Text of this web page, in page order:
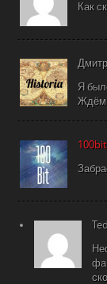
Как
Я
Ждём
100bit